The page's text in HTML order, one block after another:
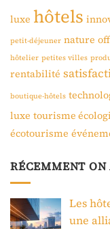
luxe hôtels
petit-déjeuner nature
hôtelier petites villes
rentabilité
boutique-hôtels
luxe tourisme
écotourisme
RÉCEMMENT
Les
une